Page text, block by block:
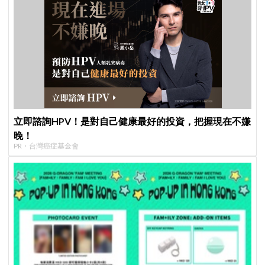
立即諮詢HPV！是對自己健康最好的投資，把握現在不嫌
晚！
PR・台灣癌症基金會